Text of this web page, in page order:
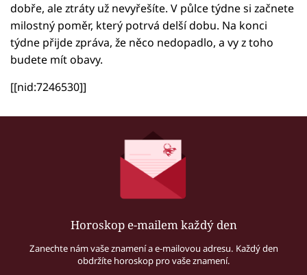
dobře, ale ztráty už nevyřešíte. V půlce týdne si začnete
milostný poměr, který potrvá delší dobu. Na konci
týdne přijde zpráva, že něco nedopadlo, a vy z toho
budete mít obavy.
[[nid:7246530]]
Horoskop e-mailem každý den
Zanechte nám vaše znamení a e-mailovou adresu. Každý den
obdržíte horoskop pro vaše znamení.